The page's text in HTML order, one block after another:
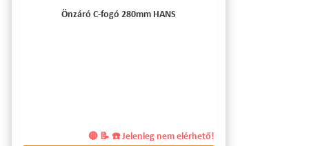
Önzáró C-fogó 280mm HANS
🔴 📝 ☎️ Jelenleg nem elérhető!